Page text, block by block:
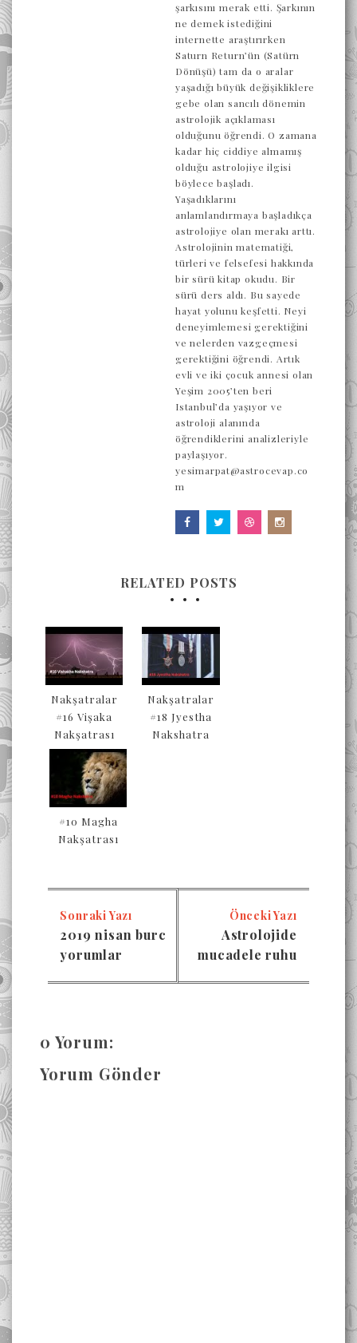
şarkısını merak etti. Şarkının
ne demek istediğini
internette araştırırken
Saturn Return’ün (Satürn
Dönüşü) tam da o aralar
yaşadığı büyük değişikliklere
gebe olan sancılı dönemin
astrolojik açıklaması
olduğunu öğrendi. O zamana
kadar hiç ciddiye almamış
olduğu astrolojiye ilgisi
böylece başladı.
Yaşadıklarını
anlamlandırmaya başladıkça
astrolojiye olan merakı arttı.
Astrolojinin matematiği,
türleri ve felsefesi hakkında
bir sürü kitap okudu. Bir
sürü ders aldı. Bu sayede
hayat yolunu keşfetti. Neyi
deneyimlemesi gerektiğini
ve nelerden vazgeçmesi
gerektiğini öğrendi. Artık
evli ve iki çocuk annesi olan
Yeşim 2005’ten beri
Istanbul’da yaşıyor ve
astroloji alanında
öğrendiklerini analizleriyle
paylaşıyor.
yesimarpat@astrocevap.co
m
RELATED POSTS
Nakşatralar
#16 Vişaka
Nakşatrası
Nakşatralar
#18 Jyestha
Nakshatra
#10 Magha
Nakşatrası
Sonraki Yazı
2019 nisan burc
yorumlar
Önceki Yazı
Astrolojide
mucadele ruhu
0 Yorum:
Yorum Gönder